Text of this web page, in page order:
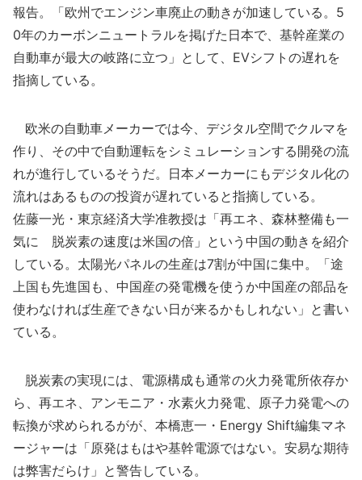
報告。「欧州でエンジン車廃止の動きが加速している。5
0年のカーボンニュートラルを掲げた日本で、基幹産業の
自動車が最大の岐路に立つ」として、EVシフトの遅れを
指摘している。
欧米の自動車メーカーでは今、デジタル空間でクルマを
作り、その中で自動運転をシミュレーションする開発の流
れが進行しているそうだ。日本メーカーにもデジタル化の
流れはあるものの投資が遅れていると指摘している。
佐藤一光・東京経済大学准教授は「再エネ、森林整備も一
気に 脱炭素の速度は米国の倍」という中国の動きを紹介
している。太陽光パネルの生産は7割が中国に集中。「途
上国も先進国も、中国産の発電機を使うか中国産の部品を
使わなければ生産できない日が来るかもしれない」と書い
ている。
脱炭素の実現には、電源構成も通常の火力発電所依存か
ら、再エネ、アンモニア・水素火力発電、原子力発電への
転換が求められるがが、本橋恵一・Energy Shift編集マネ
ージャーは「原発はもはや基幹電源ではない。安易な期待
は弊害だらけ」と警告している。